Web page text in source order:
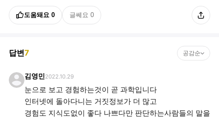
도움돼요 0 글쎄요 0
답변7 공감순
김영민 2022.10.29
눈으로 보고 경험하는것이 곧 과학입니다
인터넷에 돌아다니는 거짓정보가 더 많고
경험도 지식도없이 좋다 나쁘다만 판단하는사람들의 말을